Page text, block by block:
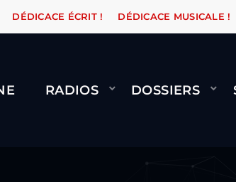
QUI PASSE, ÇA LE FAIT ! NAMI
DÉDICACE ÉCRIT ! DÉDICACE MUSICALE !
RADIOS DOSSIERS